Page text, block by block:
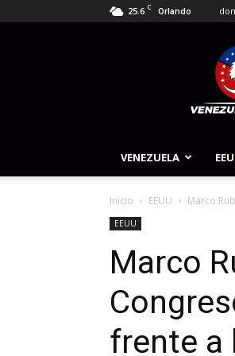
25.6 C Orlando
VENEZUELA
Inicio EEUU Marco
EEUU
Marco
frente a